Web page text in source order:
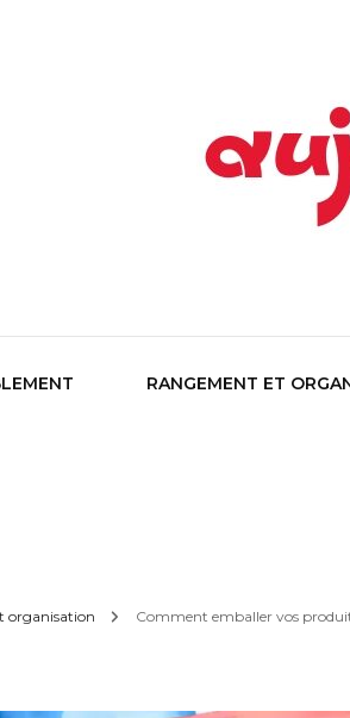
RANGEMENT ET
organisation Comment emballer vos